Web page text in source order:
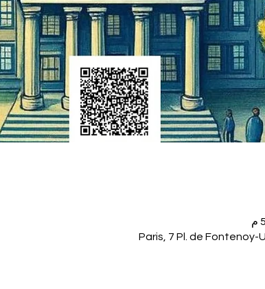
Paris, 7 Pl. de Fontenoy-